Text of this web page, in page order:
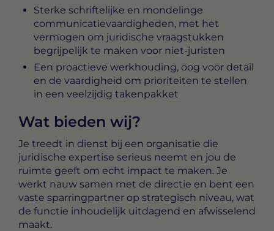
Sterke schriftelijke en mondelinge
communicatievaardigheden, met het
vermogen om juridische vraagstukken
begrijpelijk te maken voor niet-juristen
Een proactieve werkhouding, oog voor detail
en de vaardigheid om prioriteiten te stellen
in een veelzijdig takenpakket
Wat bieden wij?
Je treedt in dienst bij een organisatie die
juridische expertise serieus neemt en jou de
ruimte geeft om echt impact te maken. Je
werkt nauw samen met de directie en bent een
vaste sparringpartner op strategisch niveau, wat
de functie inhoudelijk uitdagend en afwisselend
maakt.